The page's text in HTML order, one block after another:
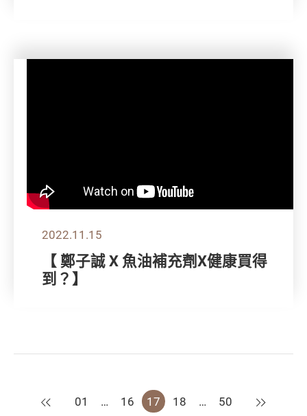
2022.11.15
【 鄭子誠 X 魚油補充劑X健康買得
到？】
上一頁
01 … 16 17 18 … 50 下一頁